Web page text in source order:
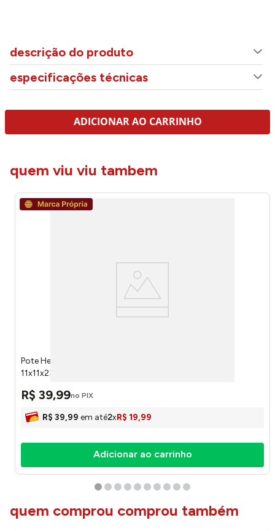
descrição do produto
especificações técnicas
ADICIONAR AO CARRINHO
quem viu viu tambem
Pote Hermético Decorado Coração Vidro G
11x11x23cm1250ml LM1967 - honeyhome
R$ 39,99no PIX
R$ 39,99 em até2xR$ 19,99
Adicionar ao carrinho
quem comprou comprou também